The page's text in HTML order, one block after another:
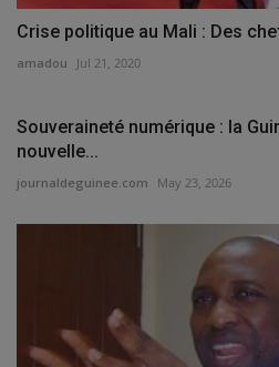
Crise politique au Mali : Des
amadou Jul 21, 2020
Souveraineté numérique : la
nouvelle...
journaldeguinee.com May 23, 2026